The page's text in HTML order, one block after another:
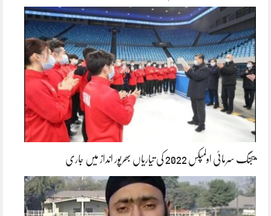
بیجنگ سرمائی اولمپکس 2022 کی تیاریاں بھرپور انداز میں جاری